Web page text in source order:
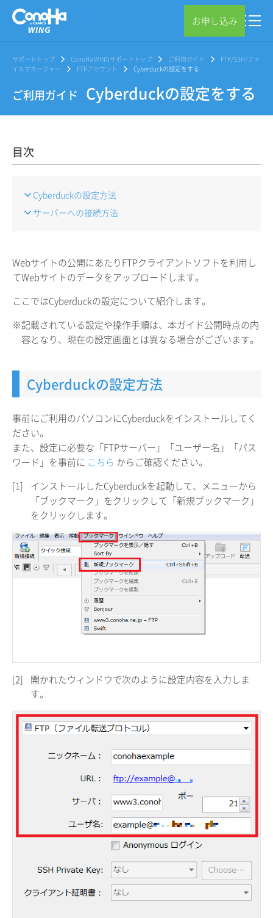
お申し込み
サポートトップ ConoHa WINGサポートトップ ご利用ガイド
FTP/SSH/ファ
イルマネージャー
FTPアカウント Cyberduckの設定をする
ご利用ガイド Cyberduckの設定をする
目次
Cyberduckの設定方法
サーバーへの接続方法
Webサイトの公開にあたりFTPクライアントソフトを利用し
てWebサイトのデータをアップロードします。
ここではCyberduckの設定について紹介します。
※記載されている設定や操作手順は、本ガイド公開時点の内
容となり、現在の設定画面とは異なる場合がございます。
Cyberduckの設定方法
事前にご利用のパソコンにCyberduckをインストールしてく
ださい。
また、設定に必要な「FTPサーバー」「ユーザー名」「パス
ワード」を事前に こちら からご確認ください。
[1]
インストールしたCyberduckを起動して、メニューから
「ブックマーク」をクリックして「新規ブックマーク」
をクリックします。
[2]
開かれたウィンドウで次のように設定内容を入力しま
す。